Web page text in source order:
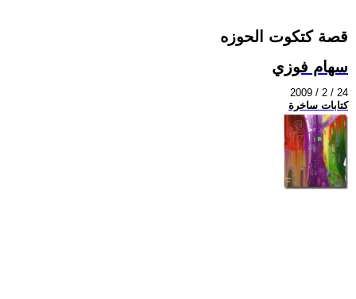
قصة كتكوت الحوزه
سهام فوزي
2009 / 2 / 24
كتابات ساخرة